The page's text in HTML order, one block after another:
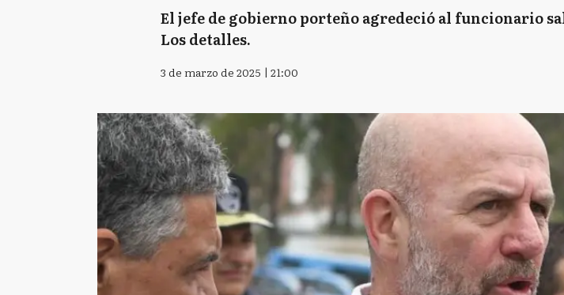
El jefe de gobierno porteño agredeció al funcionario
Los detalles.
3 de marzo de 2025 | 21:00